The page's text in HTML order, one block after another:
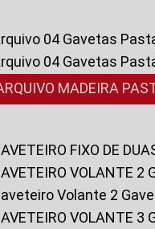
Arquivo 04 Gavetas
Arquivo 04 Gavetas
ARQUIVO MADEIRA
GAVETEIRO FIXO DE
GAVETEIRO VOLANTE
Gaveteiro Volante 2
GAVETEIRO VOLANTE